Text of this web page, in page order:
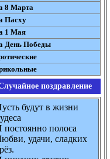
8 Марта
Пасху
1 Мая
День Победы
поздравление
будут в жизни
постоянно полоса
удачи, сладких